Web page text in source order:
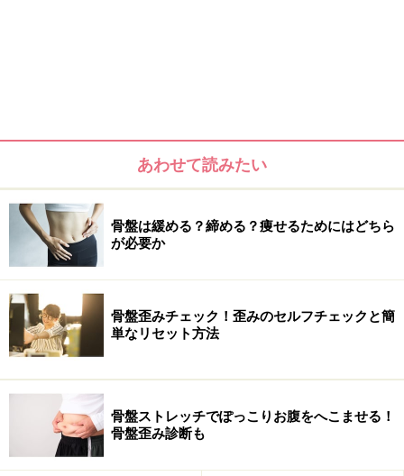
初めての整体院選び！こんな症状の場合
は、整体に行くのがおすすめ
「O脚が気になったので……」
「骨盤のゆがみや姿勢の悪さが気になって、骨盤矯正す
ればダイエットにもつながると思ったから」
「肩凝り、首凝り、頭痛それから腰痛もありました」
あわせて読みたい
骨盤は緩める？締める？痩せるためにはどちら
が必要か
骨盤歪みチェック！歪みのセルフチェックと簡
単なリセット方法
骨盤ストレッチでぽっこりお腹をへこませる！
骨盤歪み診断も